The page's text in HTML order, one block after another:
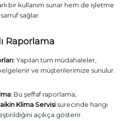
bir kullanım sunar hem de işletme
sağlar.
Raporlama
Yapılan tüm müdahaleler,
ve müşterilerimize sunulur.
Bu şeffaf raporlama,
Klima Servisisürecinde hangi
açıkça gösterir.